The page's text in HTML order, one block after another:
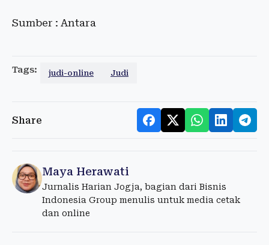
Sumber : Antara
Tags: judi-online Judi
Share
Maya Herawati
Jurnalis Harian Jogja, bagian dari Bisnis
Indonesia Group menulis untuk media cetak
dan online